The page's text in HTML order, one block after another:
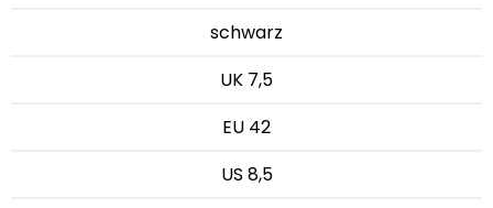
schwarz
UK 7,5
EU 42
US 8,5